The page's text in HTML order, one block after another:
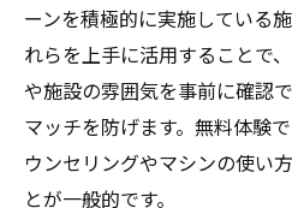
ーンを積極的に実施している
れらを上手に活用することで
や施設の雰囲気を事前に確認
マッチを防げます。無料体験
ウンセリングやマシンの使い
とが一般的です。